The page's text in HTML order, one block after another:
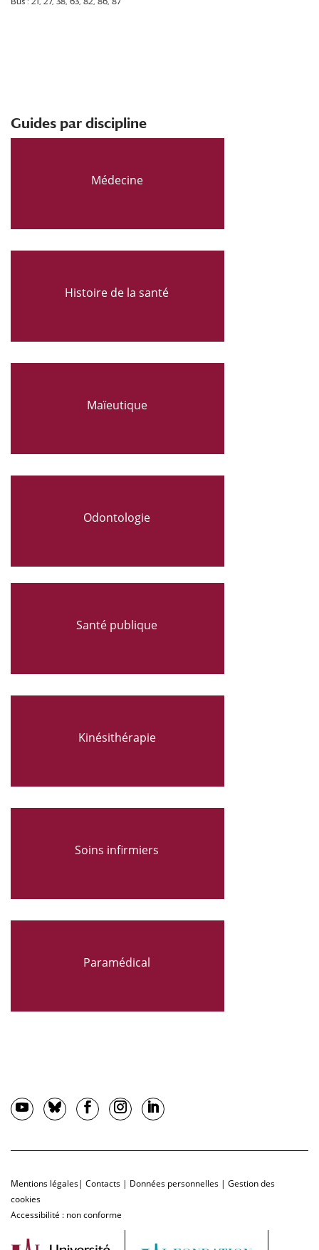
Guides par discipline
Médecine
Histoire de la santé
Maïeutique
Odontologie
Santé publique
Kinésithérapie
Soins infirmiers
Paramédical
Mentions légales| Contacts | Données personnelles | Gestion des
cookies
Accessibilité : non conforme